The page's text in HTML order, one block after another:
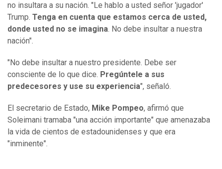
no insultara a su nación. "Le hablo a usted señor 'jugador'
Trump. Tenga en cuenta que estamos cerca de usted,
donde usted no se imagina. No debe insultar a nuestra
nación".
"No debe insultar a nuestro presidente. Debe ser
consciente de lo que dice. Pregúntele a sus
predecesores y use su experiencia", señaló.
El secretario de Estado, Mike Pompeo, afirmó que
Soleimani tramaba "una acción importante" que amenazaba
la vida de cientos de estadounidenses y que era
"inminente".